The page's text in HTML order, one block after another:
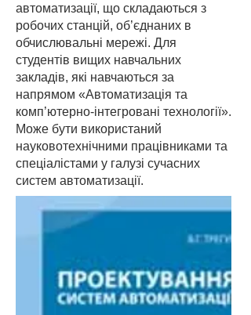
автоматизації, що складаються з
робочих станцій, об’єднаних в
обчислювальні мережі. Для
студентів вищих навчальних
закладів, які навчаються за
напрямом «Автоматизація та
комп’ютерно-інтегровані технології».
Може бути використаний
науковотехнічними працівниками та
спеціалістами у галузі сучасних
систем автоматизації.